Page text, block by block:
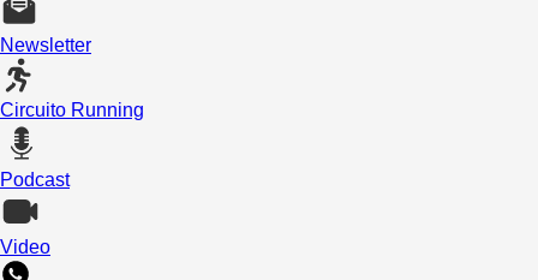
Newsletter
Circuito Running
Podcast
Video